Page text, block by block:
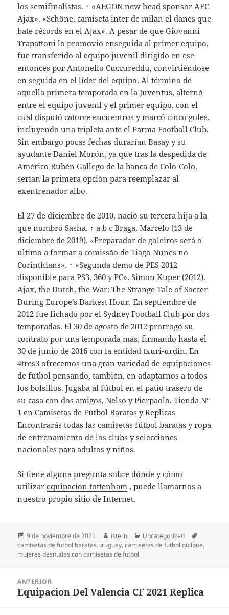
los semifinalistas. ↑ «AEGON new head sponsor AFC
Ajax». «Schöne,camiseta inter de milan el danés que
bate récords en el Ajax». A pesar de que Giovanni
Trapattoni lo promovió enseguida al primer equipo,
fue transferido al equipo juvenil dirigido en ese
entonces por Antonello Cuccureddu, convirtiéndose
en seguida en el líder del equipo. Al término de
aquella primera temporada en la Juventus, alternó
entre el equipo juvenil y el primer equipo, con el
cual disputó catorce encuentros y marcó cinco goles,
incluyendo una tripleta ante el Parma Football Club.
Sin embargo pocas fechas durarían Basay y su
ayudante Daniel Morón, ya que tras la despedida de
Américo Rubén Gallego de la banca de Colo-Colo,
serían la primera opción para reemplazar al
exentrenador albo.
El 27 de diciembre de 2010, nació su tercera hija a la
que nombró Sasha. ↑ a b c Braga, Marcelo (13 de
diciembre de 2019). «Preparador de goleiros será o
último a formar a comissão de Tiago Nunes no
Corinthians». ↑ «Segunda demo de PES 2012
disponible para PS3, 360 y PC». Simon Kuper (2012).
Ajax, the Dutch, the War: The Strange Tale of Soccer
During Europe’s Darkest Hour. En septiembre de
2012 fue fichado por el Sydney Football Club por dos
temporadas. El 30 de agosto de 2012 prorrogó su
contrato por una temporada más, firmando hasta el
30 de junio de 2016 con la entidad txuri-urdin. En
4tres3 ofrecemos una gran variedad de equipaciones
de fútbol pensando, también, en adaptarnos a todos
los bolsillos. Jugaba al fútbol en el patio trasero de
su casa con dos amigos, Nelso y Pierpaolo. Tienda Nº
1 en Camisetas de Fútbol Baratas y Replicas
Encontrarás todas las camisetas fútbol baratas y ropa
de entrenamiento de los clubs y selecciones
nacionales para adultos y niños.
Si tiene alguna pregunta sobre dónde y cómo
utilizarequipacion tottenham , puede llamarnos a
nuestro propio sitio de Internet.
Publicado
el
9 de noviembre de 2021 Autor
istern Categorías
Uncategorized
camisetas de futbol baratas uruguay,camisetas de futbol quilpue,
mujeres desnudas con camisetas de futbol
entradas
ANTERIOR
Entrada
Equipacion Del Valencia CF 2021 Replica